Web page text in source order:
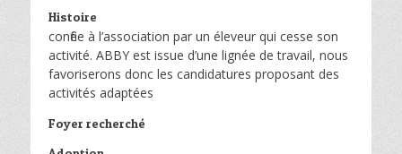
Histoire
confiée à l’association par un éleveur qui cesse son
activité. ABBY est issue d’une lignée de travail, nous
favoriserons donc les candidatures proposant des
activités adaptées
Foyer recherché